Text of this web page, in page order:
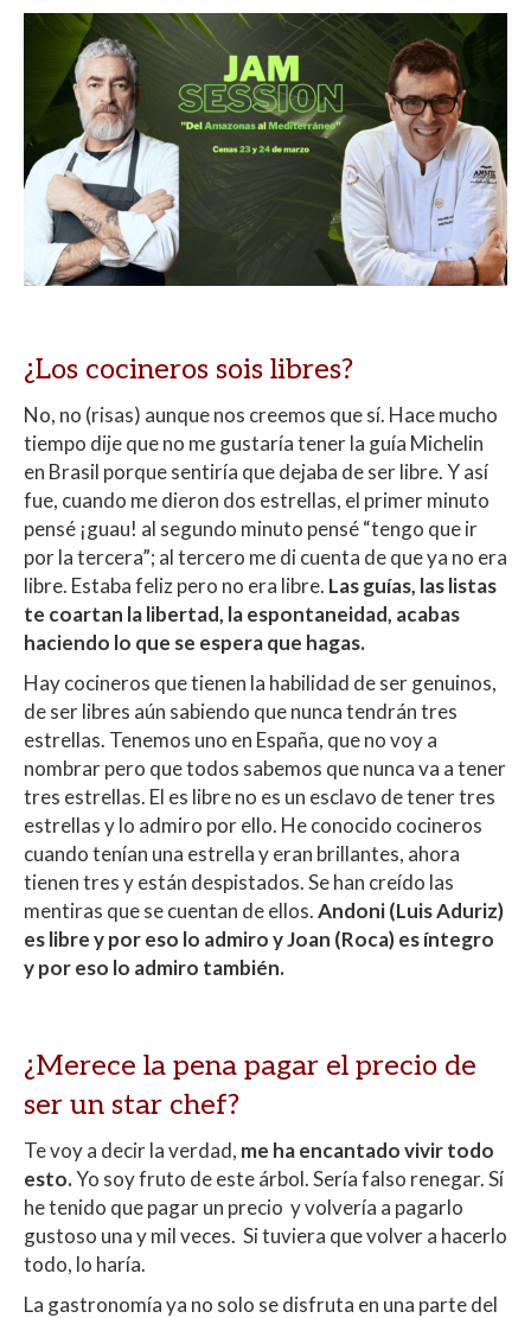
¿Los cocineros sois libres?
No, no (risas) aunque nos creemos que sí. Hace mucho
tiempo dije que no me gustaría tener la guía Michelin
en Brasil porque sentiría que dejaba de ser libre. Y así
fue, cuando me dieron dos estrellas, el primer minuto
pensé ¡guau! al segundo minuto pensé “tengo que ir
por la tercera”; al tercero me di cuenta de que ya no era
libre. Estaba feliz pero no era libre. Las guías, las listas
te coartan la libertad, la espontaneidad, acabas
haciendo lo que se espera que hagas.
Hay cocineros que tienen la habilidad de ser genuinos,
de ser libres aún sabiendo que nunca tendrán tres
estrellas. Tenemos uno en España, que no voy a
nombrar pero que todos sabemos que nunca va a tener
tres estrellas. El es libre no es un esclavo de tener tres
estrellas y lo admiro por ello. He conocido cocineros
cuando tenían una estrella y eran brillantes, ahora
tienen tres y están despistados. Se han creído las
mentiras que se cuentan de ellos.Andoni (Luis Aduriz)
es libre y por eso lo admiro y Joan (Roca) es íntegro
y por eso lo admiro también.
¿Merece la pena pagar el precio de
ser un star chef?
Te voy a decir la verdad, me ha encantado vivir todo
esto.Yo soy fruto de este árbol. Sería falso renegar. Sí
he tenido que pagar un precio y volvería a pagarlo
gustoso una y mil veces. Si tuviera que volver a hacerlo
todo, lo haría.
La gastronomía ya no solo se disfruta en una parte del